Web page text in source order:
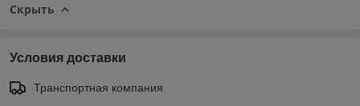
Скрыть
Условия доставки
Транспортная компания